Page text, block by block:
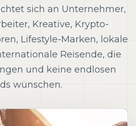
sich an Unternehmer,
Kreative, Krypto-
Lifestyle-Marken, lokale
Reisende, die
und keine endlosen
wünschen.